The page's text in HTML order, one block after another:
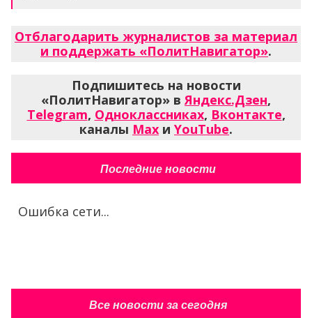
Отблагодарить журналистов за материал
и поддержать «ПолитНавигатор».
Подпишитесь на новости
«ПолитНавигатор» вЯндекс.Дзен,
Telegram, Одноклассниках, Вконтакте,
каналы Max и YouTube.
Последние новости
Ошибка сети...
Все новости за сегодня